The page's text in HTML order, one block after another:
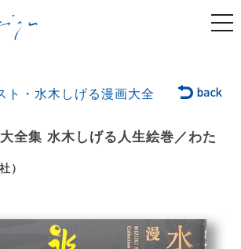
ト・水木しげる漫画大全
全集 水木しげる人生絵巻／わた
）